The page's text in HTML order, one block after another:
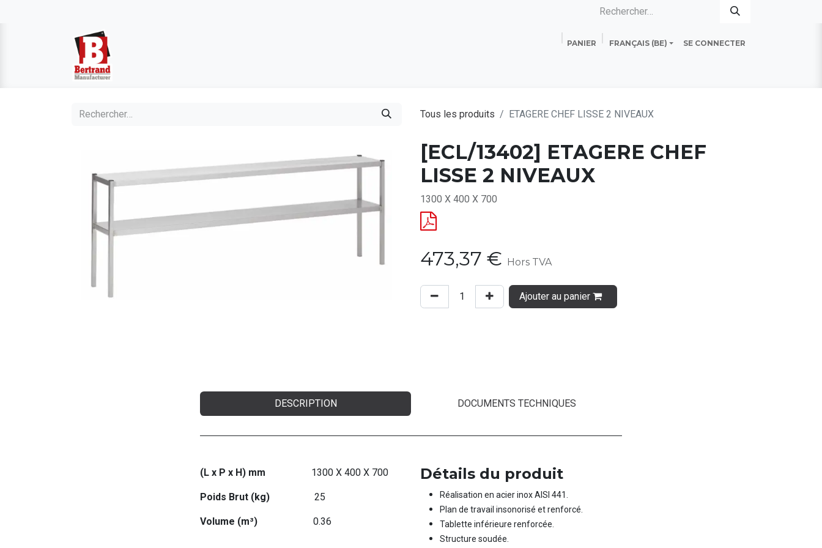
PANIER FRANÇAIS (BE) SE CONNECTER
Tous les produits ETAGERE CHEF LISSE 2 NIVEAUX
[ECL/13402] ETAGERE CHEF
LISSE 2 NIVEAUX
1300 X 400 X 700
473,37 € Hors TVA
Ajouter au panier
DESCRIPTION DOCUMENTS TECHNIQUES
(L x P x H) mm 1300 X 400 X 700
Poids Brut (kg) ​25
Volume (m³) 0.36
Détails du produit
Réalisation en acier inox AISI 441.
Plan de travail insonorisé et renforcé.
Tablette inférieure renforcée.
Structure soudée.